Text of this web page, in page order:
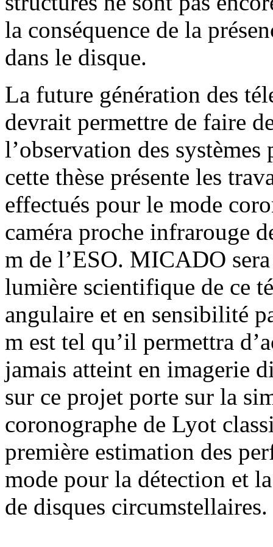
la conséquence de la
dans le disque.
La future génération des
devrait permettre de faire
l’observation des
cette thèse présente les
effectués pour le mode
caméra proche infrarouge
m de l’ESO. MICADO
lumière scientifique de ce
angulaire et en sensibilité
m est tel qu’il permettra
jamais atteint en imagerie
sur ce projet porte sur la
coronographe de Lyot
première estimation des
mode pour la détection et
de disques circumstellaires.